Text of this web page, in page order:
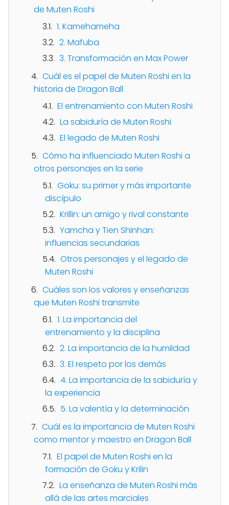
de Muten Roshi
1. Kamehameha
2. Mafuba
3. Transformación en Max Power
Cuál es el papel de Muten Roshi en la
historia de Dragon Ball
El entrenamiento con Muten Roshi
La sabiduría de Muten Roshi
El legado de Muten Roshi
Cómo ha influenciado Muten Roshi a
otros personajes en la serie
Goku: su primer y más importante
discípulo
Krillin: un amigo y rival constante
Yamcha y Tien Shinhan:
influencias secundarias
Otros personajes y el legado de
Muten Roshi
Cuáles son los valores y enseñanzas
que Muten Roshi transmite
1. La importancia del
entrenamiento y la disciplina
2. La importancia de la humildad
3. El respeto por los demás
4. La importancia de la sabiduría y
la experiencia
5. La valentía y la determinación
Cuál es la importancia de Muten Roshi
como mentor y maestro en Dragon Ball
El papel de Muten Roshi en la
formación de Goku y Krilin
La enseñanza de Muten Roshi más
allá de las artes marciales